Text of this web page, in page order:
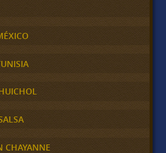
CHAYANNE